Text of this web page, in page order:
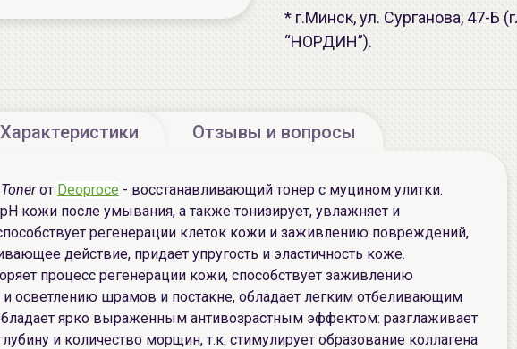
* г.Минск, ул. Сурганова, 47-Б
“НОРДИН”).
Характеристики Отзывы и вопросы
от Deoproce - восстанавливающий тонер с муцином улитки.
кожи после умывания, а также тонизирует, увлажняет и
регенерации клеток кожи и заживлению повреждений,
действие, придает упругость и эластичность коже.
процесс регенерации кожи, способствует заживлению
осветлению шрамов и постакне, обладает легким отбеливающим
ярко выраженным антивозрастным эффектом: разглаживает
и количество морщин, т.к. стимулирует образование коллагена